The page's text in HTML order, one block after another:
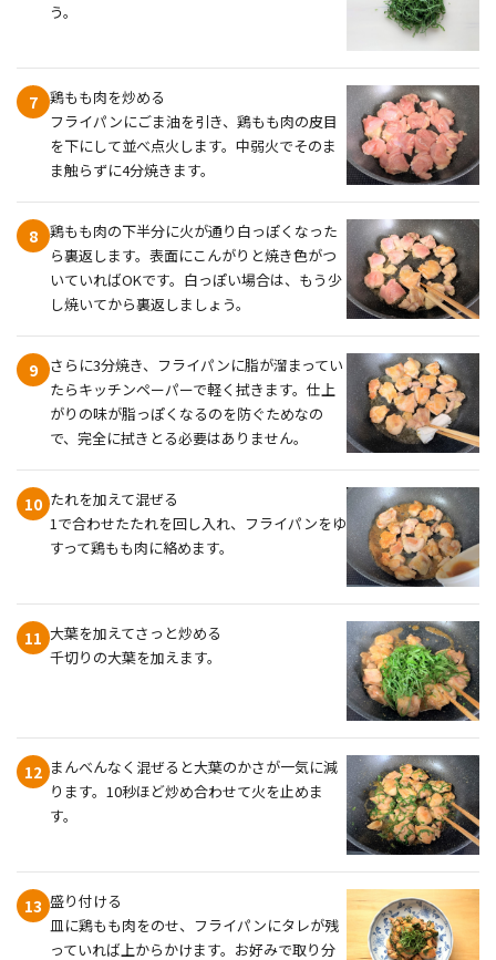
う。
7 鶏もも肉を炒める
フライパンにごま油を引き、鶏もも肉の皮目
を下にして並べ点火します。中弱火でそのま
ま触らずに4分焼きます。
8 鶏もも肉の下半分に火が通り白っぽくなった
ら裏返します。表面にこんがりと焼き色がつ
いていればOKです。白っぽい場合は、もう少
し焼いてから裏返しましょう。
9
さらに3分焼き、フライパンに脂が溜まってい
たらキッチンペーパーで軽く拭きます。仕上
がりの味が脂っぽくなるのを防ぐためなの
で、完全に拭きとる必要はありません。
10 たれを加えて混ぜる
1で合わせたたれを回し入れ、フライパンをゆ
すって鶏もも肉に絡めます。
11 大葉を加えてさっと炒める
千切りの大葉を加えます。
12 まんべんなく混ぜると大葉のかさが一気に減
ります。10秒ほど炒め合わせて火を止めま
す。
13 盛り付ける
皿に鶏もも肉をのせ、フライパンにタレが残
っていれば上からかけます。お好みで取り分